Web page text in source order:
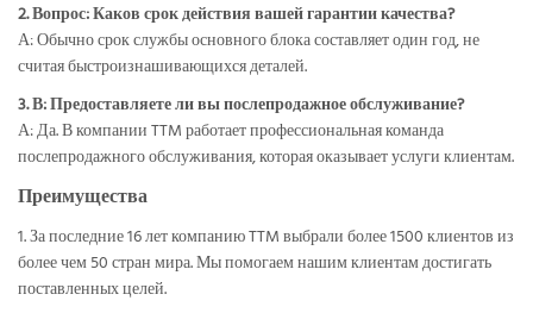
2. Вопрос: Каков срок действия вашей гарантии качества?
А: Обычно срок службы основного блока составляет один год, не
считая быстроизнашивающихся деталей.
3. В: Предоставляете ли вы послепродажное обслуживание?
А: Да. В компании TTM работает профессиональная команда
послепродажного обслуживания, которая оказывает услуги клиентам.
Преимущества
1. За последние 16 лет компанию TTM выбрали более 1500 клиентов из
более чем 50 стран мира. Мы помогаем нашим клиентам достигать
поставленных целей.